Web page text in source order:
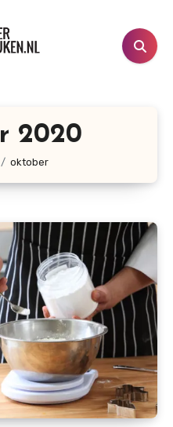
2020
oktober